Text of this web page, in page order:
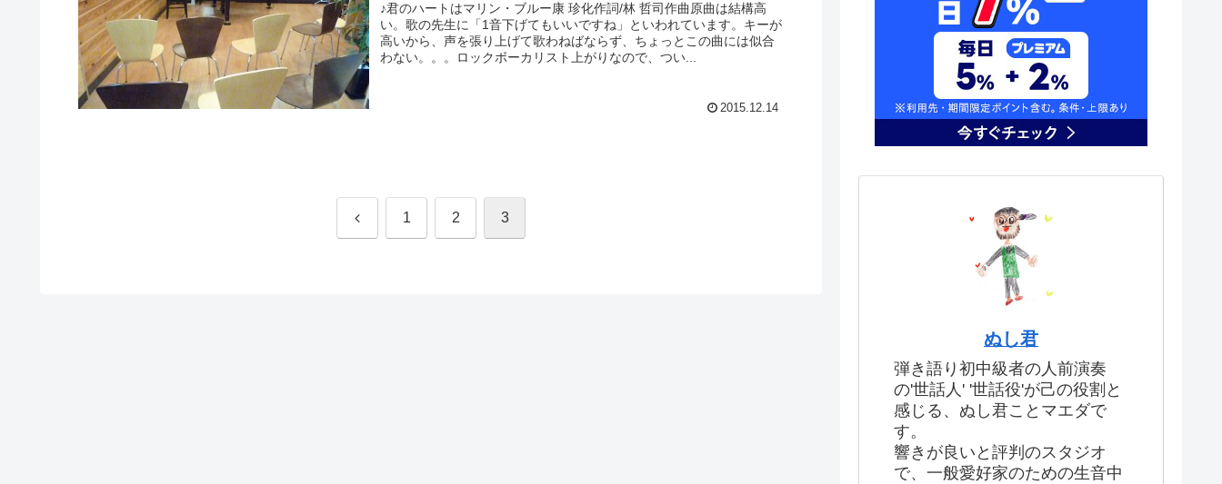
♪君のハートはマリン・ブルー康 珍化作詞/林 哲司作曲原曲は結構高
い。歌の先生に「1音下げてもいいですね」といわれています。キーが
高いから、声を張り上げて歌わねばならず、ちょっとこの曲には似合
わない。。。ロックボーカリスト上がりなので、つい...
2015.12.14
前 1 2 3
ぬし君
弾き語り初中級者の人前演奏
の'世話人' '世話役'が己の役割と
感じる、ぬし君ことマエダで
す。
響きが良いと評判のスタジオ
で、一般愛好家のための生音中